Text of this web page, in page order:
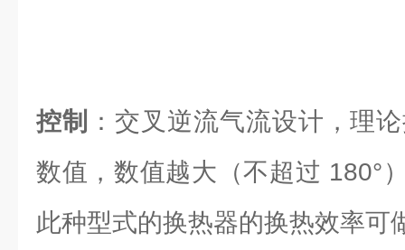
控制
：交叉逆流气流设计，理
数值，数值越大（不超过 180°
此种型式的换热器的换热效率可